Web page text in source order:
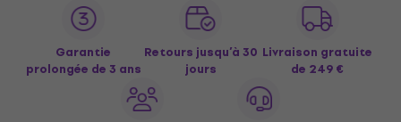
Garantie
prolongée de 3 ans
Retours jusqu’à 30
jours
Livraison gratuite
de 249 €